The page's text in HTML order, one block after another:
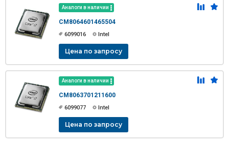
Аналоги в наличии
CM8064601465504
6099016 Intel
Цена по запросу
Аналоги в наличии
CM8063701211600
6099077 Intel
Цена по запросу